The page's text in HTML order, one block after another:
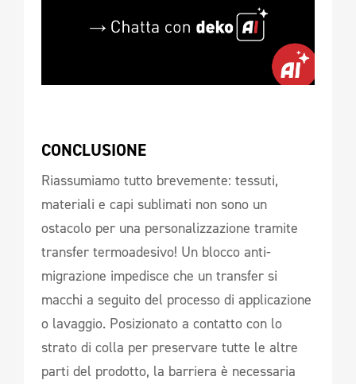
CONCLUSIONE
Riassumiamo tutto brevemente: tessuti,
materiali e capi sublimati non sono un
ostacolo per una personalizzazione tramite
transfer termoadesivo! Un blocco anti-
migrazione impedisce che un transfer si
macchi a seguito del processo di applicazione
o lavaggio. Posizionato a contatto con lo
strato di colla per preservare tutte le altre
parti del prodotto, la barriera è necessaria